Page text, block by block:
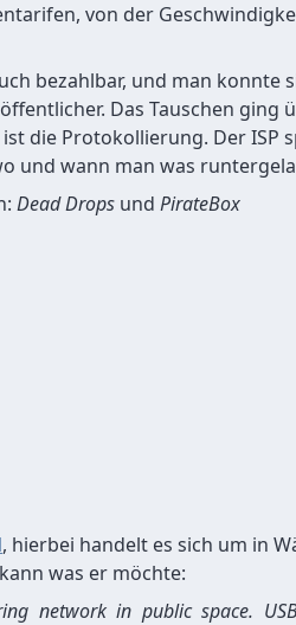
von der
bezahlbar, und man konnte
Das Tauschen ging
die Protokollierung. Der ISP
und wann man was
Dead Drops und PirateBox
, hierbei handelt es sich um in
was er möchte:
network in public space.